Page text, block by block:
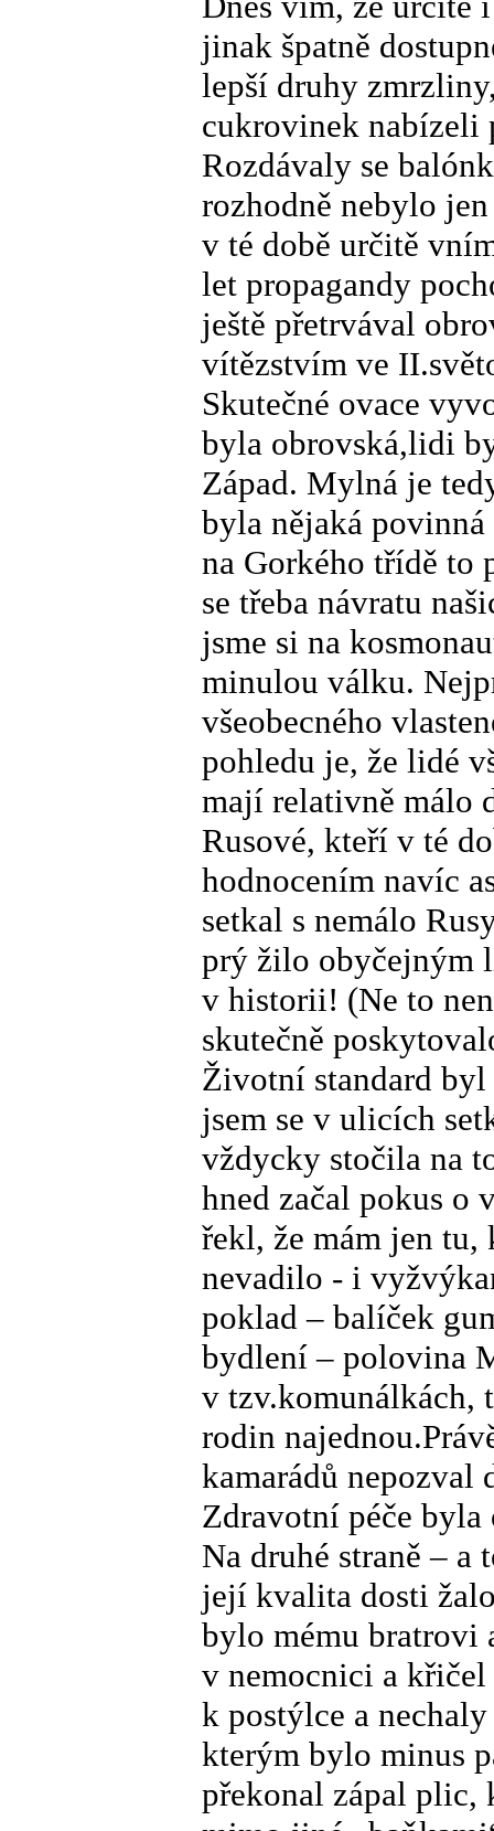
jinak špatně
lepší druhy
cukrovinek nabízeli
Rozdávaly se
rozhodně nebylo
v té době určitě
let propagandy
ještě přetrvával
vítězstvím ve
Skutečné ovace
byla obrovská,lidi
Západ. Mylná je
byla nějaká
na Gorkého třídě to
se třeba návratu
jsme si na
minulou válku.
všeobecného
pohledu je, že lidé
mají relativně málo
Rusové, kteří v té
hodnocením navíc
setkal s nemálo
prý žilo obyčejným
v historii! (Ne to
skutečně
Životní standard
jsem se v ulicích
vždycky stočila na
hned začal pokus o
řekl, že mám jen
nevadilo - i
poklad – balíček
bydlení – polovina
v tzv.komunálkách,
rodin
kamarádů nepozval
Zdravotní péče byla
Na druhé straně – a
její kvalita dosti
bylo mému bratrovi
v nemocnici a
k postýlce a
kterým bylo minus
překonal zápal plic,